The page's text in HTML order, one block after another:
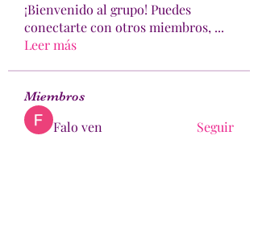
¡Bienvenido al grupo! Puedes
conectarte con otros miembros, ...
Leer más
Miembros
Falo ven Seguir